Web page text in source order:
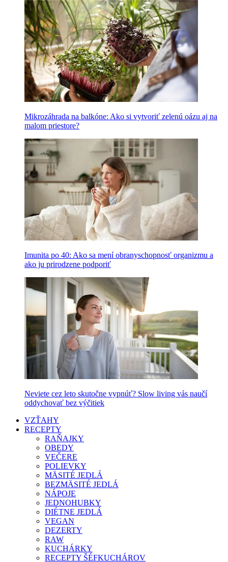
Mikrozáhrada na balkóne: Ako si vytvoriť zelenú oázu aj na
malom priestore?
Imunita po 40: Ako sa mení obranyschopnosť organizmu a
ako ju prirodzene podporiť
Neviete cez leto skutočne vypnúť? Slow living vás naučí
oddychovať bez výčitiek
VZŤAHY
RECEPTY
RAŇAJKY
OBEDY
VEČERE
POLIEVKY
MÄSITÉ JEDLÁ
BEZMÄSITÉ JEDLÁ
NÁPOJE
JEDNOHUBKY
DIÉTNE JEDLÁ
VEGAN
DEZERTY
RAW
KUCHÁRKY
RECEPTY ŠÉFKUCHÁROV